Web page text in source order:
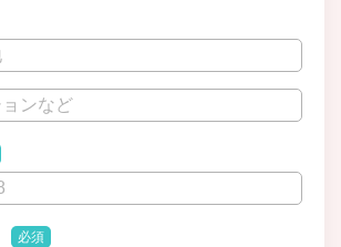
必須